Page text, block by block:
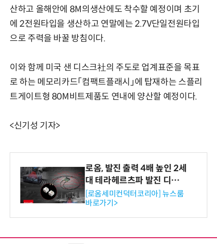
산하고 올해안에 8M의생산에도 착수할 예정이며 초기
에 2전원타입을 생산하고 연말에는 2.7V단일전원타입
으로 주력을 바꿀 방침이다.
이와 함께 미국 샌 디스크社의 주도로 업계표준을 목표
로 하는 메모리카드「컴팩트플래시」에 탑재하는 스플리
트게이트형 80M비트제품도 연내에 양산할 예정이다.
<신기성 기자>
로옴, 발진 출력 4배 높인 2세
대 테라헤르츠파 발진 디바이
스 개발
[로옴세미컨덕터코리아] 뉴스룸
바로가기>